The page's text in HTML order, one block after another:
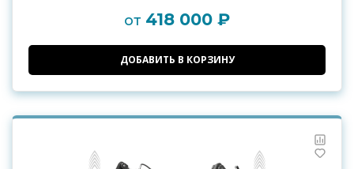
от 418 000 ₽
ДОБАВИТЬ В КОРЗИНУ